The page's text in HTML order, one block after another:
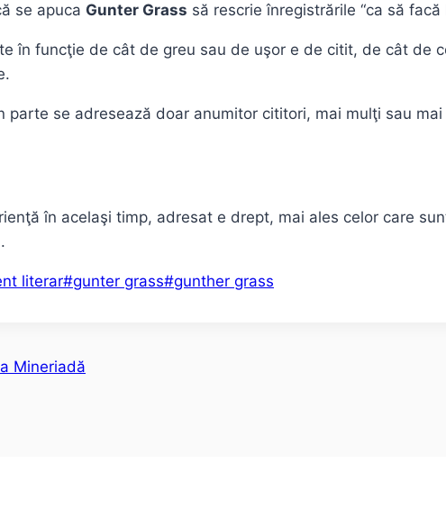
se apuca Gunter Grass să rescrie înregistrările “ca să facă
în funcţie de cât de greu sau de uşor e de citit, de cât de
se adresează doar anumitor cititori, mai mulţi sau
în acelaşi timp, adresat e drept, mai ales celor care
literar#gunter grass#gunther grass
Mineriadă